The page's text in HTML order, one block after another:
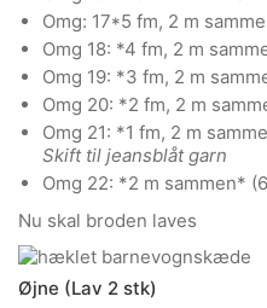
Omg: 17*5 fm, 2 m
Omg 18: *4 fm, 2 m
Omg 19: *3 fm, 2 m
Omg 20: *2 fm, 2 m
Omg 21: *1 fm, 2 m
Skift til jeansblåt garn
Omg 22: *2 m sammen*
Nu skal broden laves
Øjne (Lav 2 stk)